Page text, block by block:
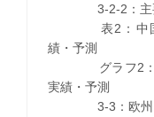
3-2-2：主要
表2：中国・
績・予測
グラフ2：中
実績・予測
3-3：欧州